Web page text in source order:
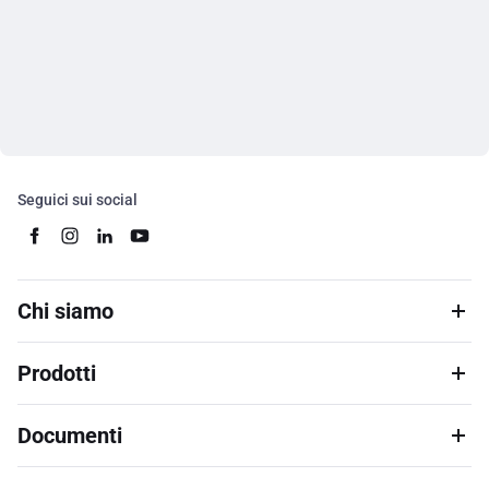
Seguici sui social
Chi siamo
Prodotti
Documenti